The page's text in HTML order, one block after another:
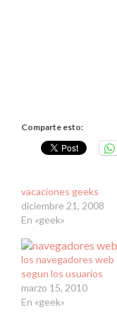
Comparte esto:
vacaciones geeks
diciembre 21, 2008
En «geek»
los navegadores web
segun los usuarios
marzo 15, 2010
En «geek»